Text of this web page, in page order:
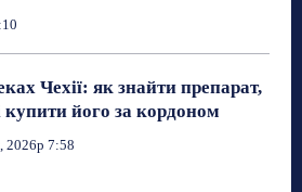
Чехії: як знайти препарат,
купити його за кордоном
2026р 7:58